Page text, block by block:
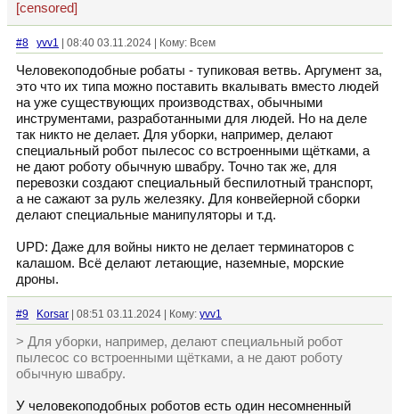
[censored]
#8 yvv1 | 08:40 03.11.2024 | Кому: Всем
Человекоподобные робаты - тупиковая ветвь. Аргумент за,
это что их типа можно поставить вкалывать вместо людей
на уже существующих производствах, обычными
инструментами, разработанными для людей. Но на деле
так никто не делает. Для уборки, например, делают
специальный робот пылесос со встроенными щётками, а
не дают роботу обычную швабру. Точно так же, для
перевозки создают специальный беспилотный транспорт,
а не сажают за руль железяку. Для конвейерной сборки
делают специальные манипуляторы и т.д.
UPD: Даже для войны никто не делает терминаторов с
калашом. Всё делают летающие, наземные, морские
дроны.
#9 Korsar | 08:51 03.11.2024 | Кому: yvv1
> Для уборки, например, делают специальный робот
пылесос со встроенными щётками, а не дают роботу
обычную швабру.
У человекоподобных роботов есть один несомненный